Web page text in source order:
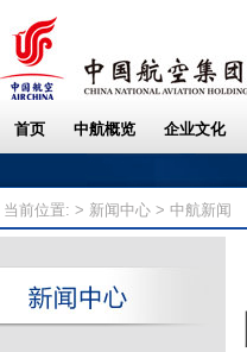
当前位置: > 新闻中心 > 中航新闻